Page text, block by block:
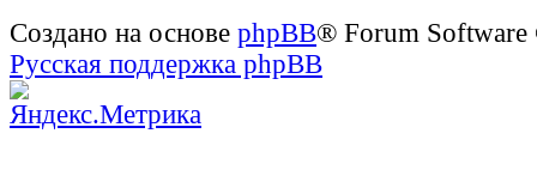
Создано на основе phpBB® Forum
Русская поддержка phpBB